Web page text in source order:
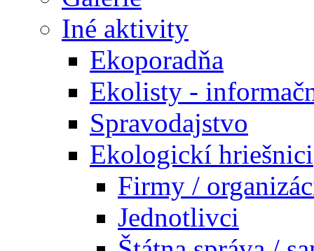
Iné aktivity
Ekoporadňa
Ekolisty -
Spravodajstvo
Ekologickí hriešnici
Firmy /
Jednotlivci